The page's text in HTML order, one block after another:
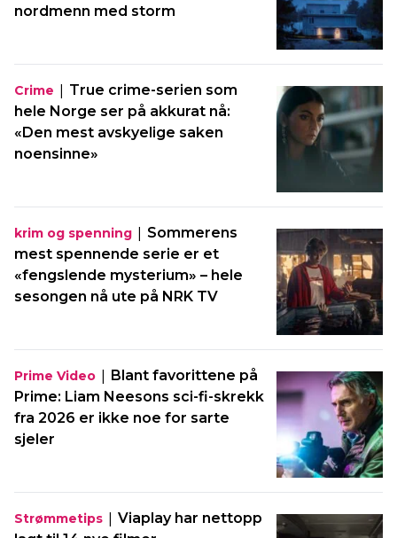
nordmenn med storm
Crime | True crime-serien som
hele Norge ser på akkurat nå:
«Den mest avskyelige saken
noensinne»
krim og spenning | Sommerens
mest spennende serie er et
«fengslende mysterium» – hele
sesongen nå ute på NRK TV
Prime Video | Blant favorittene på
Prime: Liam Neesons sci-fi-skrekk
fra 2026 er ikke noe for sarte
sjeler
Strømmetips | Viaplay har nettopp